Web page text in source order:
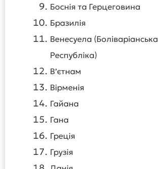
Боснія та Герцеговина
Бразилія
Венесуела (Боліваріанська
Республіка)
В’єтнам
Вірменія
Гайана
Гана
Греція
Грузія